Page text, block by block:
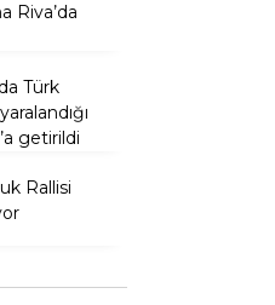
Riva’da
Türk
getirildi
Rallisi